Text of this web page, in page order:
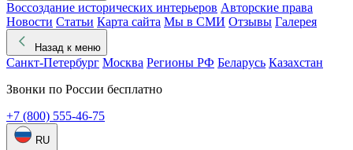
Воссоздание исторических интерьеров Авторские права
Новости Статьи Карта сайта Мы в СМИ Отзывы Галерея
Назад к меню
Санкт-Петербург Москва Регионы РФ Беларусь Казахстан
Звонки по России бесплатно
+7 (800) 555-46-75
RU